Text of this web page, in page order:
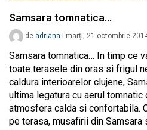
Samsara tomnatica…
de adriana marți, 21 octombrie
Samsara tomnatica… In timp ce
toate terasele din oras si frigul
caldura interioarelor clujene,
ultima legatura cu aerul
atmosfera calda si confortabila.
pe terasa, musafirii din Samsara